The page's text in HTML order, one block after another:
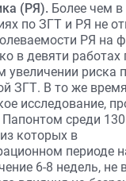
(РЯ). Более чем в
по ЗГТ и РЯ не
РЯ на
в девяти работах
увеличении риска
ЗГТ. В то же время
исследование,
Папонтом среди
которых в
периоде
6-8 недель, не